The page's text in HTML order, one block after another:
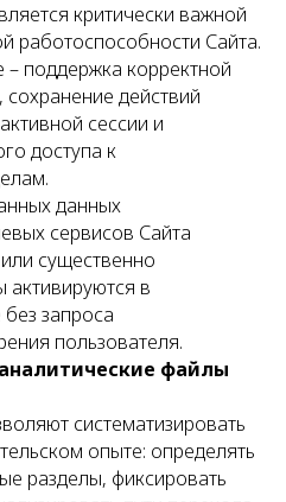
критически важной
работоспособности Сайта.
поддержка корректной
действий
сессии и
доступа к
данных
сервисов Сайта
существенно
активируются в
запроса
пользователя.
файлы
систематизировать
опыте: определять
разделы, фиксировать